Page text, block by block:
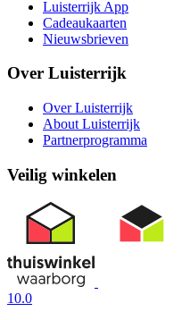
Luisterrijk App
Cadeaukaarten
Nieuwsbrieven
Over Luisterrijk
Over Luisterrijk
About Luisterrijk
Partnerprogramma
Veilig winkelen
10.0